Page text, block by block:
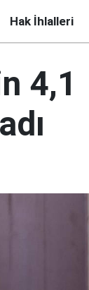
Hak İhlalleri
4,1